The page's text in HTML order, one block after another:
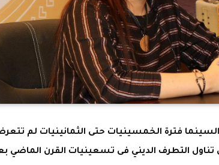
فترة الخمسينيات حتى الثمانينيات لم
تناول التطرف الديني فى تسعينيات القرن الماضي